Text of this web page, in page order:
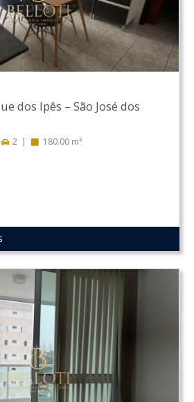
dos Ipês – São José dos
2 180.00 m²